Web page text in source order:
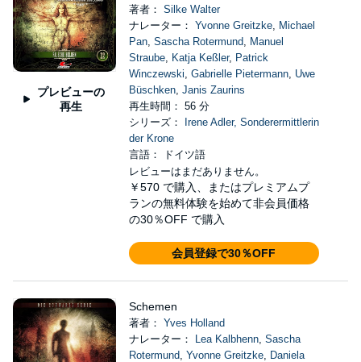
プレビューの
再生
著者： Silke Walter
ナレーター： Yvonne Greitzke, Michael
Pan, Sascha Rotermund, Manuel
Straube, Katja Keßler, Patrick
Winczewski, Gabrielle Pietermann, Uwe
Büschken, Janis Zaurins
再生時間： 56 分
シリーズ：
Irene Adler, Sonderermittlerin
der Krone
言語： ドイツ語
レビューはまだありません。
￥570 で購入、またはプレミアムプ
ランの無料体験を始めて非会員価格
の30％OFF で購入
会員登録で30％OFF
Schemen
著者： Yves Holland
ナレーター：
Lea Kalbhenn, Sascha
Rotermund, Yvonne Greitzke, Daniela